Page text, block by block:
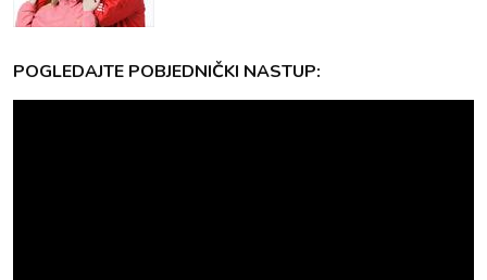
POGLEDAJTE POBJEDNIČKI NASTUP: